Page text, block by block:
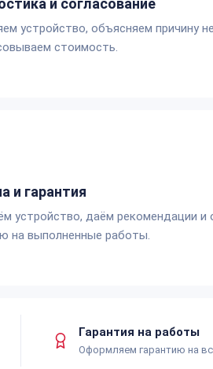
устройство, объясняем причину
стоимость.
и гарантия
устройство, даём рекомендации и
на выполненные работы.
Гарантия на работы
Оформляем гарантию на